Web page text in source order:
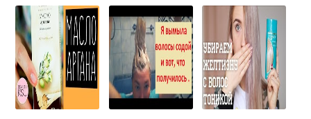
ГЛАЗАМ И
ТЕМНЫМ
ВОЛОСАМ